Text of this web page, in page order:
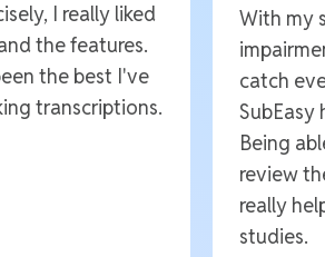
I really liked
the features.
the best I've
transcriptions.
With my
catch
SubEasy
Being
review
really
studies.